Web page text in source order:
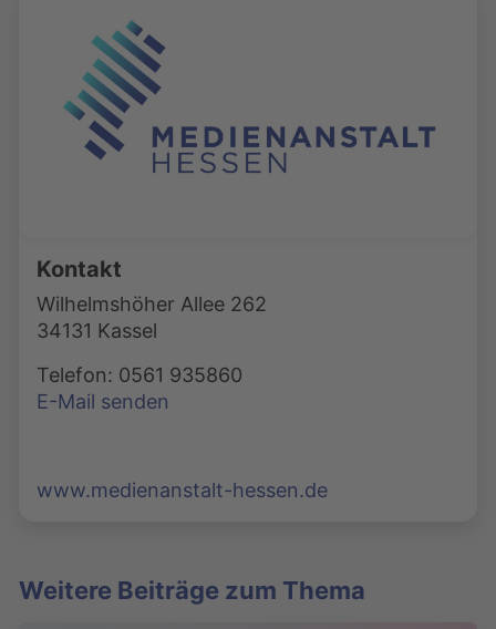
Kontakt
Wilhelmshöher Allee 262
34131 Kassel
Telefon: 0561 935860
E-Mail senden
www.medienanstalt-hessen.de
Weitere Beiträge zum Thema